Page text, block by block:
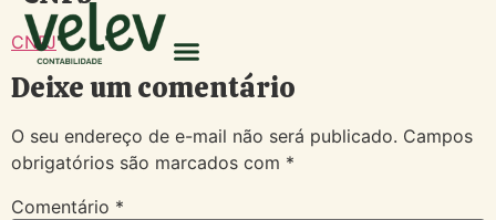
CNPJ
Deixe um comentário
O seu endereço de e-mail não será publicado. Campos
obrigatórios são marcados com *
Comentário *